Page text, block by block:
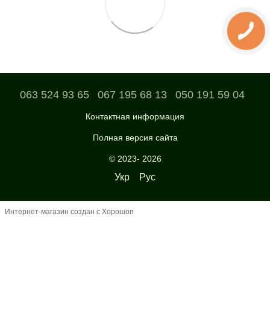
063 524 93 65 067 195 68 13 050 191 59 04
Контактная информация
Полная версия сайта
© 2023- 2026
Укр Рус
Интернет-магазин создан с Хорошоп